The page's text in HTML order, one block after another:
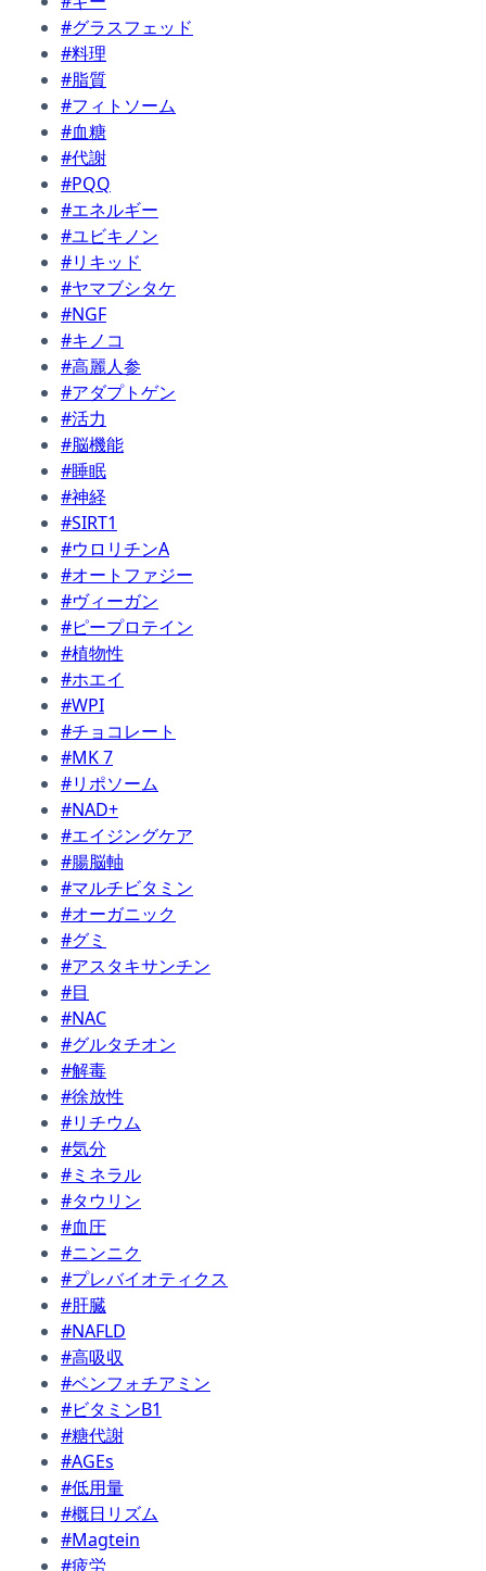
#グラスフェッド
#料理
#脂質
#フィトソーム
#血糖
#代謝
#PQQ
#エネルギー
#ユビキノン
#リキッド
#ヤマブシタケ
#NGF
#キノコ
#高麗人参
#アダプトゲン
#活力
#脳機能
#睡眠
#神経
#SIRT1
#ウロリチンA
#オートファジー
#ヴィーガン
#ピープロテイン
#植物性
#ホエイ
#WPI
#チョコレート
#MK 7
#リポソーム
#NAD+
#エイジングケア
#腸脳軸
#マルチビタミン
#オーガニック
#グミ
#アスタキサンチン
#目
#NAC
#グルタチオン
#解毒
#徐放性
#リチウム
#気分
#ミネラル
#タウリン
#血圧
#ニンニク
#プレバイオティクス
#肝臓
#NAFLD
#高吸収
#ベンフォチアミン
#ビタミンB1
#糖代謝
#AGEs
#低用量
#概日リズム
#Magtein
#疲労